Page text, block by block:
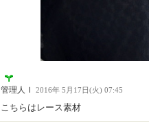
管理人Ｉ 2016年 5月17日(火) 07:45
こちらはレース素材